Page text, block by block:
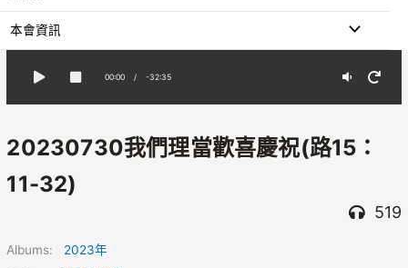
本會資訊
00:00 / -32:35
20230730我們理當歡喜慶祝(路15：
11-32)
519
Albums: 2023年